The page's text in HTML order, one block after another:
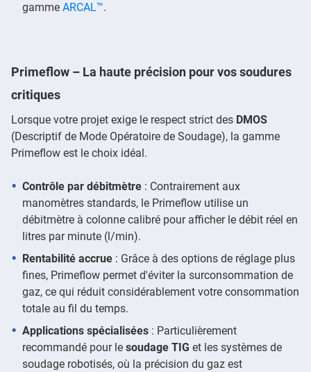
gamme ARCAL™.
Primeflow – La haute précision pour vos soudures
critiques
Lorsque votre projet exige le respect strict des DMOS
(Descriptif de Mode Opératoire de Soudage), la gamme
Primeflow est le choix idéal.
Contrôle par débitmètre : Contrairement aux
manomètres standards, le Primeflow utilise un
débitmètre à colonne calibré pour afficher le débit réel en
litres par minute (l/min).
Rentabilité accrue : Grâce à des options de réglage plus
fines, Primeflow permet d'éviter la surconsommation de
gaz, ce qui réduit considérablement votre consommation
totale au fil du temps.
Applications spécialisées : Particulièrement
recommandé pour le soudage TIG et les systèmes de
soudage robotisés, où la précision du gaz est